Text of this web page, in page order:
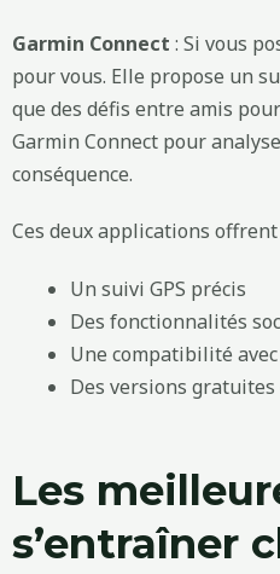
Garmin Connect : Si vous
pour vous. Elle propose un
que des défis entre amis
Garmin Connect pour
conséquence.
Ces deux applications offrent
Un suivi GPS précis
Des fonctionnalités
Une compatibilité
Des versions
Les
s’entraîner